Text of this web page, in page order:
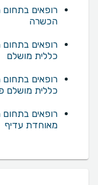
הכשרה
כללית מושלם
כללית מושלם
מאוחדת עדיף